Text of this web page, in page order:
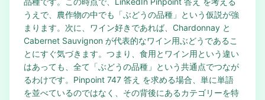
うえで、農作物の中でも「ぶどうの品種」という仮説が強
まります。次に、ワイン好きであれば、Chardonnay と
Cabernet Sauvignon が代表的なワイン用ぶどうであるこ
とにすぐ気づきます。つまり、食用とワイン用という違い
はあっても、全て「ぶどうの品種」という共通点でつなが
るわけです。Pinpoint 747 答え を求める場合、単に単語
を並べているのではなく、その背後にあるカテゴリーを特